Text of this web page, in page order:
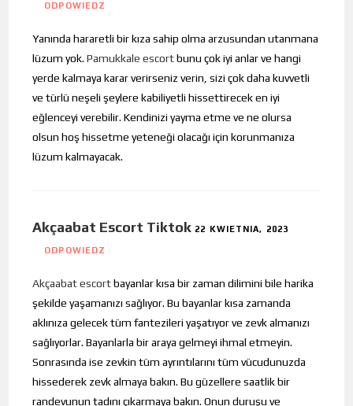
ODPOWIEDZ
Yanında hararetli bir kıza sahip olma arzusundan utanmana
lüzum yok.Pamukkale escortbunu çok iyi anlar ve hangi
yerde kalmaya karar verirseniz verin, sizi çok daha kuvvetli
ve türlü neşeli şeylere kabiliyetli hissettirecek en iyi
eğlenceyi verebilir. Kendinizi yayma etme ve ne olursa
olsun hoş hissetme yeteneği olacağı için korunmanıza
lüzum kalmayacak.
Akçaabat Escort Tiktok 22 KWIETNIA, 2023
ODPOWIEDZ
Akçaabat escortbayanlar kısa bir zaman dilimini bile harika
şekilde yaşamanızı sağlıyor. Bu bayanlar kısa zamanda
aklınıza gelecek tüm fantezileri yaşatıyor ve zevk almanızı
sağlıyorlar. Bayanlarla bir araya gelmeyi ihmal etmeyin.
Sonrasında ise zevkin tüm ayrıntılarını tüm vücudunuzda
hissederek zevk almaya bakın. Bu güzellere saatlik bir
randevunun tadını çıkarmaya bakın. Onun duruşu ve